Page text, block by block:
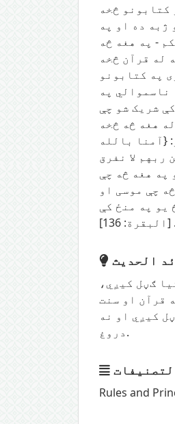
کتابونو څخه
ژبه ده او په
- په هغه څه
له قرآن څخه
په کتابونو
ناسموالي په
شریک شو چې
هغه څه څخه
{آمنا بالله
لا نفرق
په هغه څه چې
چې موسی او
یو په منځ کې
الحديث
ګڼل کیږي،
قرآن او سنت
کیږي او نه
دروغ.
Rules and